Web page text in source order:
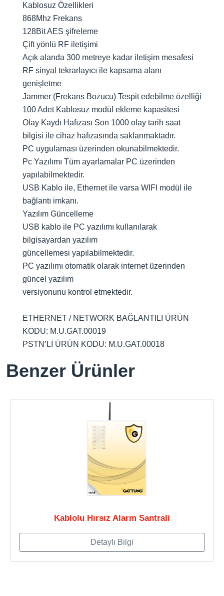
Kablosuz Özellikleri
868Mhz Frekans
128Bit AES şifreleme
Çift yönlü RF iletişimi
Açık alanda 300 metreye kadar iletişim mesafesi
RF sinyal tekrarlayıcı ile kapsama alanı
genişletme
Jammer (Frekans Bozucu) Tespit edebilme özelliği
100 Adet Kablosuz modül ekleme kapasitesi
Olay Kaydı Hafızası Son 1000 olay tarih saat
bilgisi ile cihaz hafızasında saklanmaktadır.
PC uygulaması üzerinden okunabilmektedir.
Pc Yazılımı Tüm ayarlamalar PC üzerinden
yapılabilmektedir.
USB Kablo ile, Ethernet ile varsa WIFI modül ile
bağlantı imkanı.
Yazılım Güncelleme
USB kablo ile PC yazılımı kullanılarak
bilgisayardan yazılım
güncellemesi yapılabilmektedir.
PC yazılımı otomatik olarak internet üzerinden
güncel yazılım
versiyonunu kontrol etmektedir.
ETHERNET / NETWORK BAĞLANTILI ÜRÜN
KODU: M.U.GAT.00019
PSTN’Lİ ÜRÜN KODU: M.U.GAT.00018
Benzer Ürünler
Kablolu Hırsız Alarm Santrali
Detaylı Bilgi